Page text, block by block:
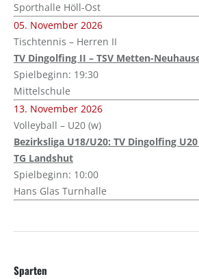
Sporthalle Höll-Ost
05. November 2026
Tischtennis – Herren II
TV Dingolfing II – TSV Metten-
Spielbeginn: 19:30
Mittelschule
13. November 2026
Volleyball – U20 (w)
Bezirksliga U18/U20: TV Dingolfing
TG Landshut
Spielbeginn: 10:00
Hans Glas Turnhalle
Sparten